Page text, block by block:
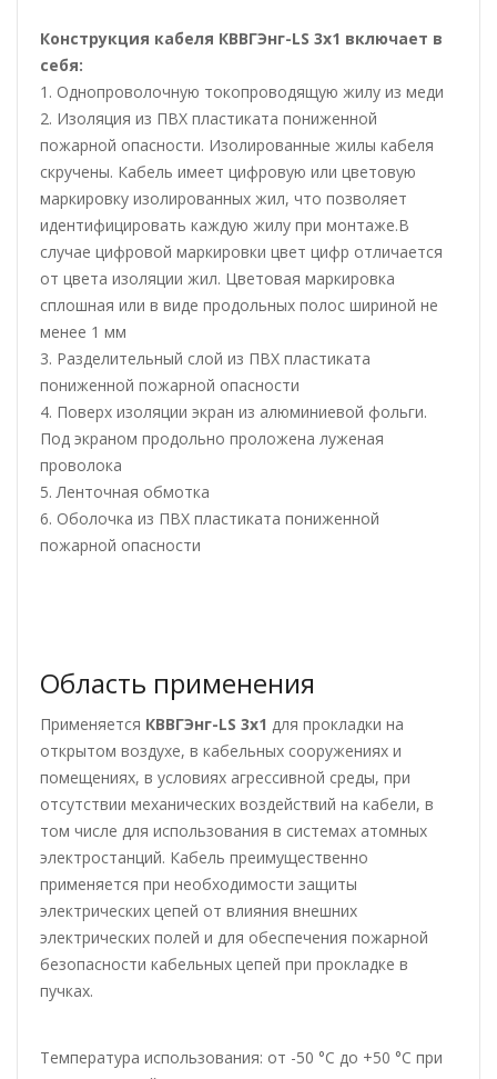
Конструкция кабеля КВВГЭнг-LS 3х1 включает в
себя:
1. Однопроволочную токопроводящую жилу из меди
2. Изоляция из ПВХ пластиката пониженной
пожарной опасности. Изолированные жилы кабеля
скручены. Кабель имеет цифровую или цветовую
маркировку изолированных жил, что позволяет
идентифицировать каждую жилу при монтаже.В
случае цифровой маркировки цвет цифр отличается
от цвета изоляции жил. Цветовая маркировка
сплошная или в виде продольных полос шириной не
менее 1 мм
3. Разделительный слой из ПВХ пластиката
пониженной пожарной опасности
4. Поверх изоляции экран из алюминиевой фольги.
Под экраном продольно проложена луженая
проволока
5. Ленточная обмотка
6. Оболочка из ПВХ пластиката пониженной
пожарной опасности
Область применения
Применяется КВВГЭнг-LS 3х1 для прокладки на
открытом воздухе, в кабельных сооружениях и
помещениях, в условиях агрессивной среды, при
отсутствии механических воздействий на кабели, в
том числе для использования в системах атомных
электростанций. Кабель преимущественно
применяется при необходимости защиты
электрических цепей от влияния внешних
электрических полей и для обеспечения пожарной
безопасности кабельных цепей при прокладке в
пучках.
Температура использования: от -50 °С до +50 °С при